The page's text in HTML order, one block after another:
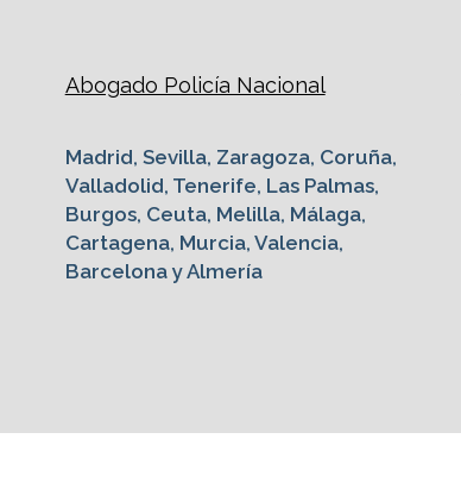
Abogado Policía Nacional
Madrid, Sevilla, Zaragoza, Coruña,
Valladolid, Tenerife, Las Palmas,
Burgos, Ceuta, Melilla, Málaga,
Cartagena, Murcia, Valencia,
Barcelona y Almería